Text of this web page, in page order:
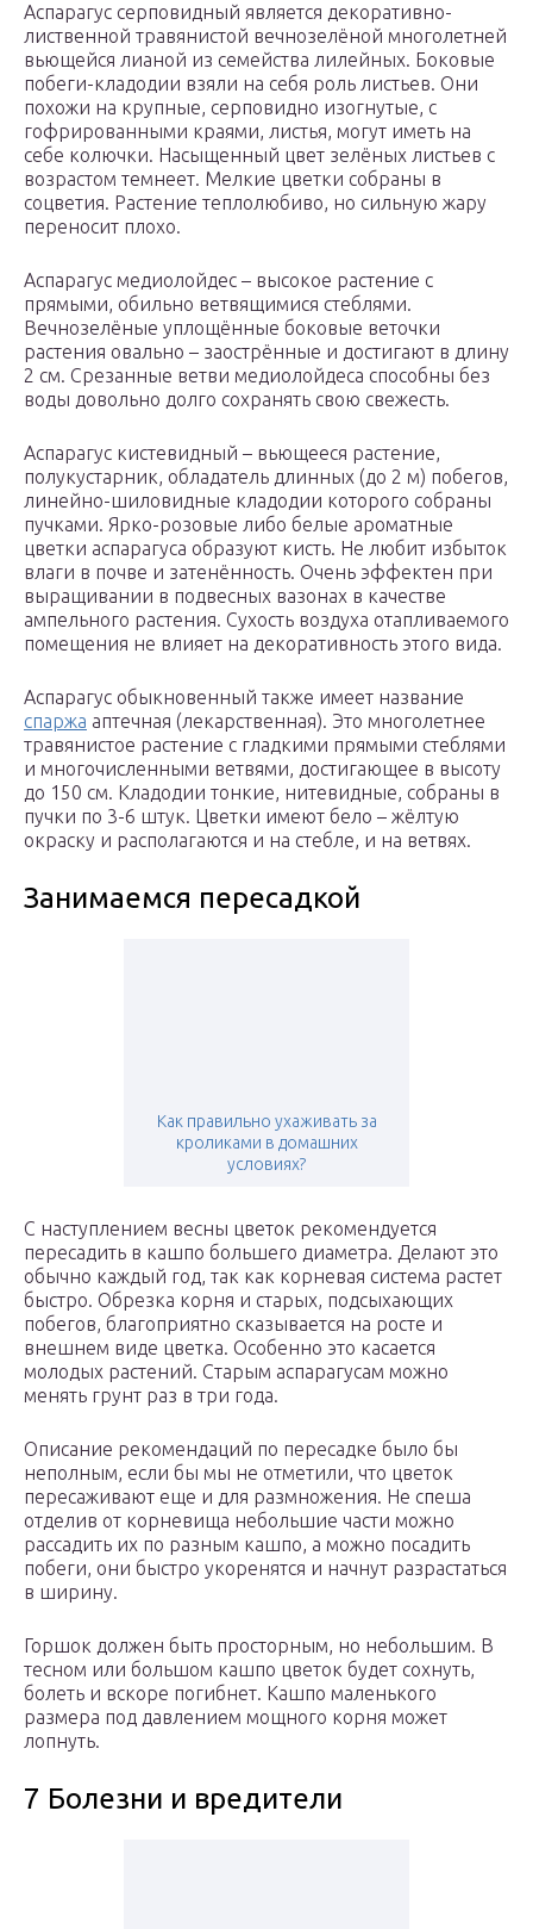
Аспарагус серповидный является декоративно-
лиственной травянистой вечнозелёной многолетней
вьющейся лианой из семейства лилейных. Боковые
побеги-кладодии взяли на себя роль листьев. Они
похожи на крупные, серповидно изогнутые, с
гофрированными краями, листья, могут иметь на
себе колючки. Насыщенный цвет зелёных листьев с
возрастом темнеет. Мелкие цветки собраны в
соцветия. Растение теплолюбиво, но сильную жару
переносит плохо.
Аспарагус медиолойдес – высокое растение с
прямыми, обильно ветвящимися стеблями.
Вечнозелёные уплощённые боковые веточки
растения овально – заострённые и достигают в длину
2 см. Срезанные ветви медиолойдеса способны без
воды довольно долго сохранять свою свежесть.
Аспарагус кистевидный – вьющееся растение,
полукустарник, обладатель длинных (до 2 м) побегов,
линейно-шиловидные кладодии которого собраны
пучками. Ярко-розовые либо белые ароматные
цветки аспарагуса образуют кисть. Не любит избыток
влаги в почве и затенённость. Очень эффектен при
выращивании в подвесных вазонах в качестве
ампельного растения. Сухость воздуха отапливаемого
помещения не влияет на декоративность этого вида.
Аспарагус обыкновенный также имеет название
спаржа аптечная (лекарственная). Это многолетнее
травянистое растение с гладкими прямыми стеблями
и многочисленными ветвями, достигающее в высоту
до 150 см. Кладодии тонкие, нитевидные, собраны в
пучки по 3-6 штук. Цветки имеют бело – жёлтую
окраску и располагаются и на стебле, и на ветвях.
Занимаемся пересадкой
Как правильно ухаживать за
кроликами в домашних
условиях?
С наступлением весны цветок рекомендуется
пересадить в кашпо большего диаметра. Делают это
обычно каждый год, так как корневая система растет
быстро. Обрезка корня и старых, подсыхающих
побегов, благоприятно сказывается на росте и
внешнем виде цветка. Особенно это касается
молодых растений. Старым аспарагусам можно
менять грунт раз в три года.
Описание рекомендаций по пересадке было бы
неполным, если бы мы не отметили, что цветок
пересаживают еще и для размножения. Не спеша
отделив от корневища небольшие части можно
рассадить их по разным кашпо, а можно посадить
побеги, они быстро укоренятся и начнут разрастаться
в ширину.
Горшок должен быть просторным, но небольшим. В
тесном или большом кашпо цветок будет сохнуть,
болеть и вскоре погибнет. Кашпо маленького
размера под давлением мощного корня может
лопнуть.
7 Болезни и вредители